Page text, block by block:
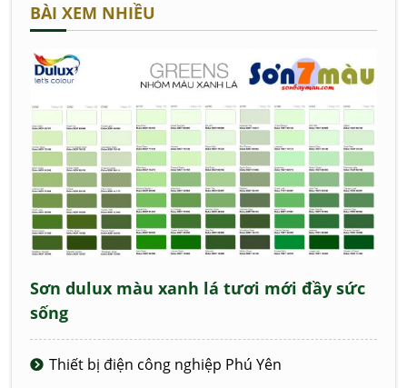
BÀI XEM NHIỀU
Sơn dulux màu xanh lá tươi mới đầy sức
sống
Thiết bị điện công nghiệp Phú Yên